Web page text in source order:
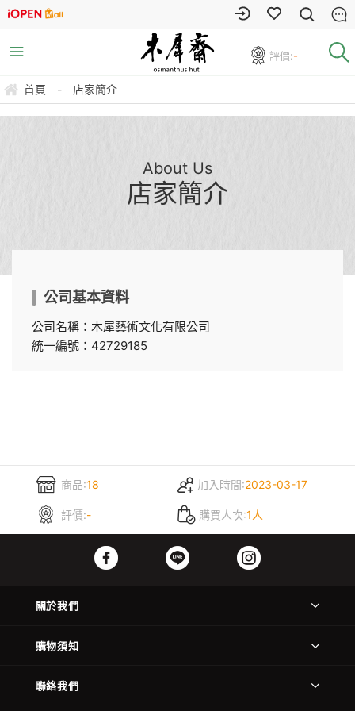
評價:-
首頁 - 店家簡介
About Us
店家簡介
公司基本資料
公司名稱：木犀藝術文化有限公司
統一編號：42729185
商品:18 加入時間:2023-03-17
評價:- 購買人次:1人
關於我們
購物須知
聯絡我們